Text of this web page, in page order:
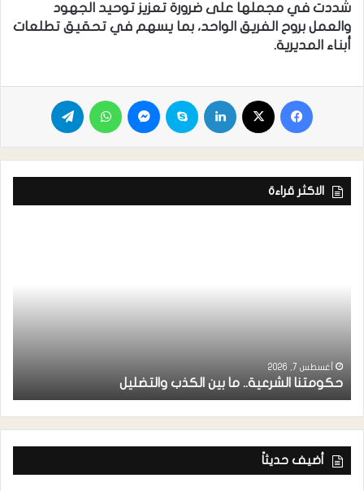
شددت في مجملها على ضرورة تعزيز توحيد الجهود
والعمل بروح الفريق الواحد، بما يسهم في تحقيق تطلعات
أبناء المديرية.
الاكثر قراءة
أغسطس 7, 2026
حكومتنا الشرعية.. ما بين الكذب والتضليل
أضيف حديثاً